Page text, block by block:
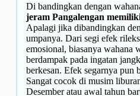
Di bandingkan dengan
jeram Pangalengan
Apalagi jika dibandingkan
umpanya. Dari segi efek
emosional, biasanya wahana
berdampak pada ingatan
berkesan. Efek segarnya pun
Sangat cocok di musim
Desember atau awal tahun